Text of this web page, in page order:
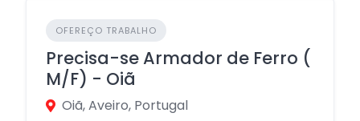
OFEREÇO TRABALHO
Precisa-se Armador de Ferro (
M/F) - Oiã
Oiã, Aveiro, Portugal